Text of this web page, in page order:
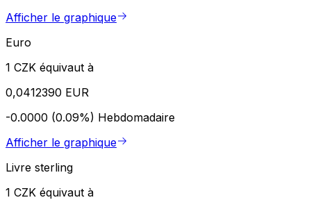
Afficher le graphique
Euro
1 CZK équivaut à
0,0412390 EUR
-0.0000 (0.09%) Hebdomadaire
Afficher le graphique
Livre sterling
1 CZK équivaut à